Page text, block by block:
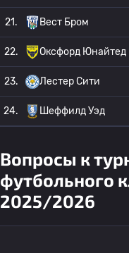
21. Вест Бром
22. Оксфорд Юнайтед
23. Лестер Сити
24. Шеффилд Уэд
Вопросы к
футбольного
2025/2026